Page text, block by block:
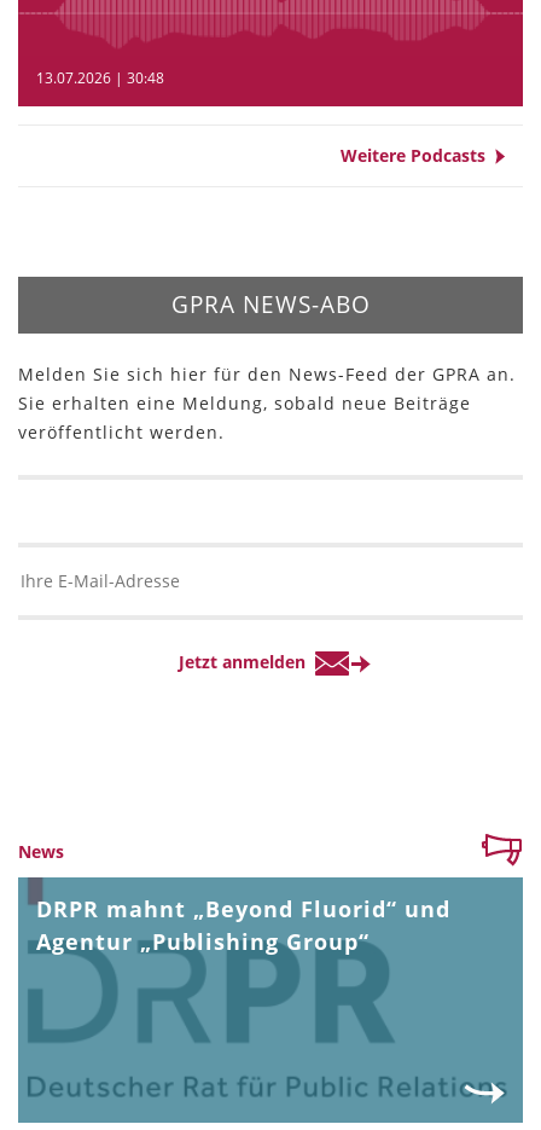
13.07.2026 | 30:48
Weitere Podcasts
GPRA NEWS-ABO
Melden Sie sich hier für den News-Feed der GPRA an.
Sie erhalten eine Meldung, sobald neue Beiträge
veröffentlicht werden.
News
DRPR mahnt „Beyond Fluorid“ und
Agentur „Publishing Group“